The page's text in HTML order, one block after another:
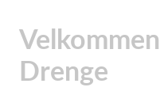
Drenge